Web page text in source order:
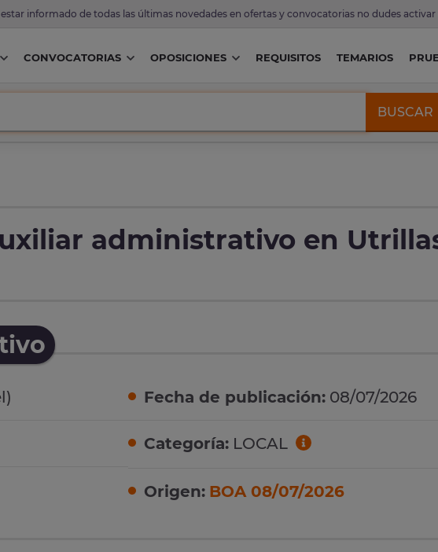
estar informado de todas las últimas novedades en ofertas y convocatorias no dudes activar
CONVOCATORIAS OPOSICIONES REQUISITOS TEMARIOS
BUSCAR
administrativo en
Fecha de publicación: 08/07/2026
Categoría: LOCAL
Origen: BOA 08/07/2026